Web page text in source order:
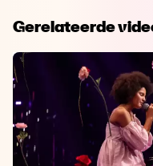
Gerelateerde